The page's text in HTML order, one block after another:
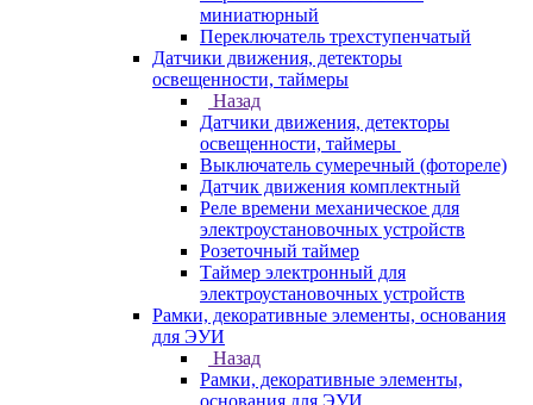
миниатюрный
Переключатель трехступенчатый
Датчики движения, детекторы
освещенности, таймеры
Назад
Датчики движения, детекторы
освещенности, таймеры
Выключатель сумеречный (фотореле)
Датчик движения комплектный
Реле времени механическое для
электроустановочных устройств
Розеточный таймер
Таймер электронный для
электроустановочных устройств
Рамки, декоративные элементы, основания
для ЭУИ
Назад
Рамки, декоративные элементы,
основания для ЭУИ